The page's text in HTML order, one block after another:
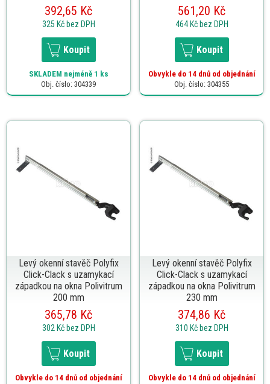
392,65 Kč
325 Kč bez DPH
Koupit
SKLADEM nejméně 1 ks
Obj. číslo: 304339
561,20 Kč
464 Kč bez DPH
Koupit
Obvykle do 14 dnů od objednání
Obj. číslo: 304355
Levý okenní stavěč Polyfix
Click-Clack s uzamykací
západkou na okna Polivitrum
200 mm
365,78 Kč
302 Kč bez DPH
Koupit
Obvykle do 14 dnů od objednání
Levý okenní stavěč Polyfix
Click-Clack s uzamykací
západkou na okna Polivitrum
230 mm
374,86 Kč
310 Kč bez DPH
Koupit
Obvykle do 14 dnů od objednání